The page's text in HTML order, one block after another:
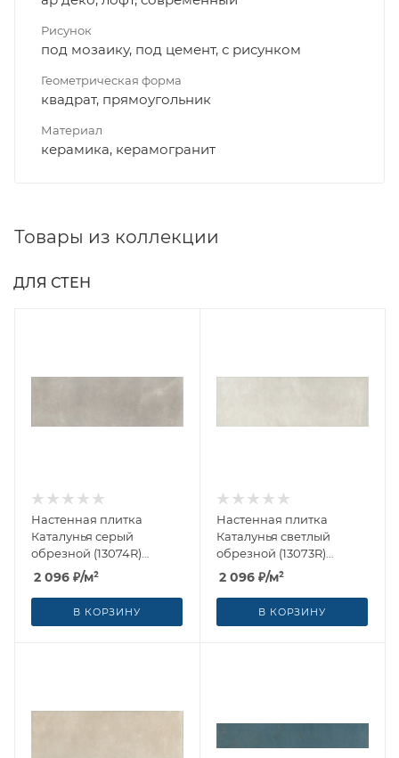
Рисунок
под мозаику, под цемент, с рисунком
Геометрическая форма
квадрат, прямоугольник
Материал
керамика, керамогранит
Товары из коллекции
ДЛЯ СТЕН
Настенная плитка
Каталунья серый
обрезной (13074R)
30x89.5 от Kerama
Marazzi (Россия)
2 096 ₽/м²
В КОРЗИНУ
Настенная плитка
Каталунья светлый
обрезной (13073R)
30x89.5 от Kerama
Marazzi (Россия)
2 096 ₽/м²
В КОРЗИНУ